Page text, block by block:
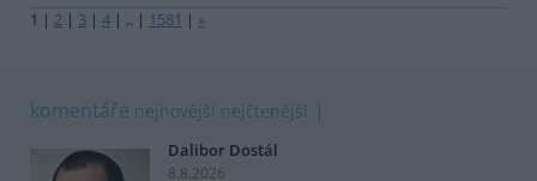
1 | 2 | 3 | 4 | .. | 1581 | »
komentáře nejnovější nejčtenější
Dalibor Dostál
8.8.2026